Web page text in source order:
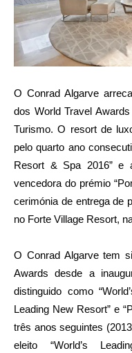
O Conrad Algarve
dos World Travel
Turismo. O resort de
pelo quarto ano
Resort & Spa 2016” e
vencedora do prémio
cerimónia de entrega de
no Forte Village Resort,
O Conrad Algarve tem
Awards desde a
distinguido como
Leading New Resort” e
três anos seguintes
eleito “World’s